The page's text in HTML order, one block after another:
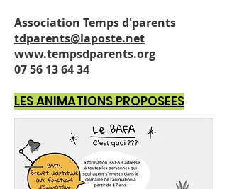
Association Temps d'parents
tdparents@laposte.net
www.tempsdparents.org
07 56 13 64 34
LES ANIMATIONS PROPOSEES